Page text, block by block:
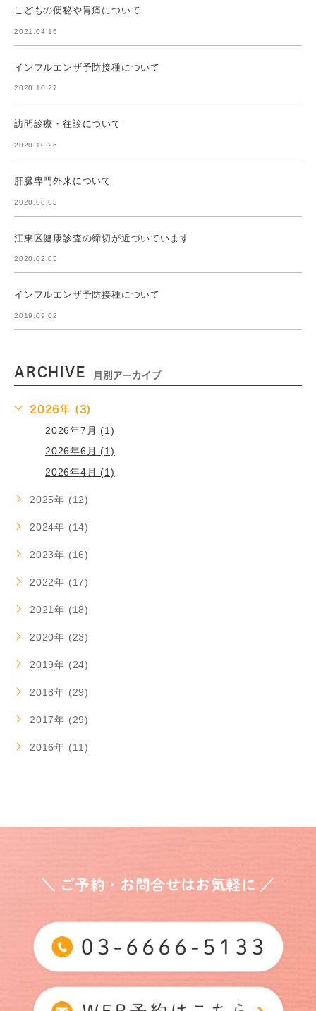
こどもの便秘や胃痛について
2021.04.16
インフルエンザ予防接種について
2020.10.27
訪問診療・往診について
2020.10.26
肝臓専門外来について
2020.08.03
江東区健康診査の締切が近づいています
2020.02.05
インフルエンザ予防接種について
2019.09.02
ARCHIVE 月別アーカイブ
2026年 (3)
2026年7月 (1)
2026年6月 (1)
2026年4月 (1)
2025年 (12)
2024年 (14)
2023年 (16)
2022年 (17)
2021年 (18)
2020年 (23)
2019年 (24)
2018年 (29)
2017年 (29)
2016年 (11)
＼ ご予約・お問合せはお気軽に ／